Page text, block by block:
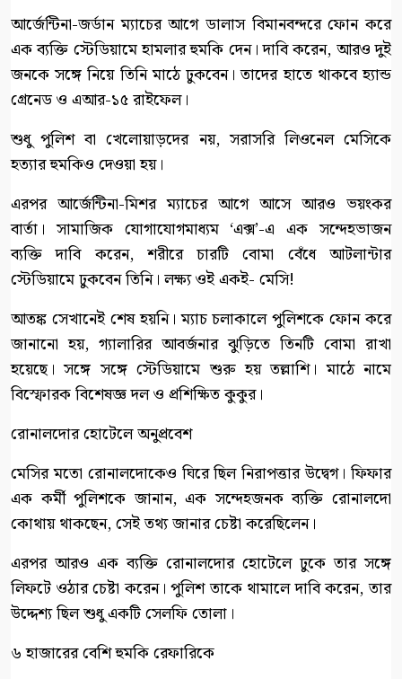
আর্জেন্টিনা-জর্ডান ম্যাচের আগে ডালাস বিমানবন্দরে ফোন করে
এক ব্যক্তি স্টেডিয়ামে হামলার হুমকি দেন। দাবি করেন, আরও দুই
জনকে সঙ্গে নিয়ে তিনি মাঠে ঢুকবেন। তাদের হাতে থাকবে হ্যান্ড
গ্রেনেড ও এআর-১৫ রাইফেল।
শুধু পুলিশ বা খেলোয়াড়দের নয়, সরাসরি লিওনেল মেসিকে
হত্যার হুমকিও দেওয়া হয়।
এরপর আর্জেন্টিনা-মিশর ম্যাচের আগে আসে আরও ভয়ংকর
বার্তা। সামাজিক যোগাযোগমাধ্যম ‘এক্স’-এ এক সন্দেহভাজন
ব্যক্তি দাবি করেন, শরীরে চারটি বোমা বেঁধে আটলান্টার
স্টেডিয়ামে ঢুকবেন তিনি। লক্ষ্য ওই একই- মেসি!
আতঙ্ক সেখানেই শেষ হয়নি। ম্যাচ চলাকালে পুলিশকে ফোন করে
জানানো হয়, গ্যালারির আবর্জনার ঝুড়িতে তিনটি বোমা রাখা
হয়েছে। সঙ্গে সঙ্গে স্টেডিয়ামে শুরু হয় তল্লাশি। মাঠে নামে
বিস্ফোরক বিশেষজ্ঞ দল ও প্রশিক্ষিত কুকুর।
রোনালদোর হোটেলে অনুপ্রবেশ
মেসির মতো রোনালদোকেও ঘিরে ছিল নিরাপত্তার উদ্বেগ। ফিফার
এক কর্মী পুলিশকে জানান, এক সন্দেহজনক ব্যক্তি রোনালদো
কোথায় থাকছেন, সেই তথ্য জানার চেষ্টা করেছিলেন।
এরপর আরও এক ব্যক্তি রোনালদোর হোটেলে ঢুকে তার সঙ্গে
লিফটে ওঠার চেষ্টা করেন। পুলিশ তাকে থামালে দাবি করেন, তার
উদ্দেশ্য ছিল শুধু একটি সেলফি তোলা।
৬ হাজারের বেশি হুমকি রেফারিকে